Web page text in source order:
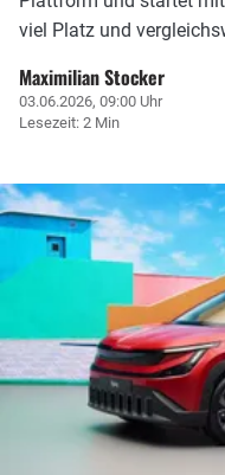
viel Platz und
Maximilian Stocker
03.06.2026, 09:00 Uhr
Lesezeit: 2 Min